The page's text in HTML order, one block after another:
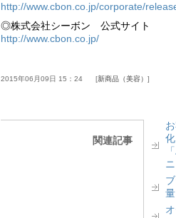
http://www.cbon.co.jp/corporate/
◎株式会社シーボン 公式サイト
http://www.cbon.co.jp/
2015年06月09日 15：24 新商品（美容）
関連記事